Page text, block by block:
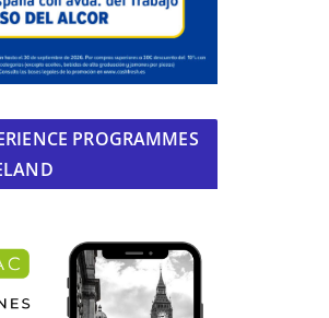
PROGRAMMES